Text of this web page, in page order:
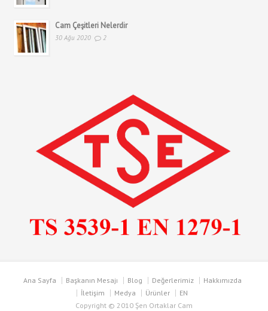
Cam Çeşitleri Nelerdir
30 Ağu 2020 2
Ana Sayfa Başkanın Mesajı Blog Değerlerimiz
Hakkımızda
İletişim
Medya Ürünler
EN
Copyright © 2010 Şen Ortaklar Cam